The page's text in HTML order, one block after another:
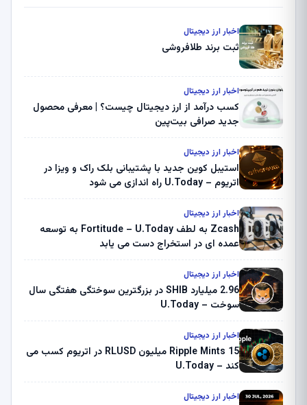
اخبار ارز دیجیتال
ثبت برند طلافروشی
اخبار ارز دیجیتال
کسب درآمد از ارز دیجیتال چیست؟ | معرفی محصول
جدید صرافی بیت‌پین
اخبار ارز دیجیتال
استیبل کوین جدید با پشتیبانی بلک راک و ویزا در
اتریوم – U.Today راه اندازی می شود
اخبار ارز دیجیتال
Zcash به لطف Fortitude – U.Today به توسعه
عمده ای در استخراج دست می یابد
اخبار ارز دیجیتال
2.96 میلیارد SHIB در بزرگترین سوختگی هفتگی سال
سوخت – U.Today
اخبار ارز دیجیتال
Ripple Mints 15 میلیون RLUSD در اتریوم کسب می
کند – U.Today
اخبار ارز دیجیتال